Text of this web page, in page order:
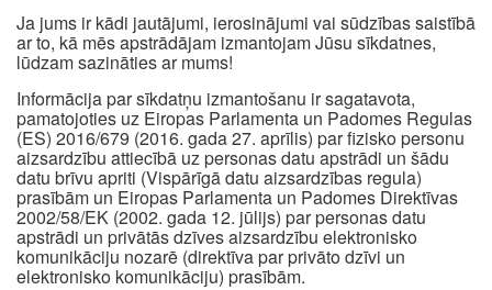
Ja jums ir kādi jautājumi, ierosinājumi vai sūdzības saistībā
ar to, kā mēs apstrādājam izmantojam Jūsu sīkdatnes,
lūdzam sazināties ar mums!
Informācija par sīkdatņu izmantošanu ir sagatavota,
pamatojoties uz Eiropas Parlamenta un Padomes Regulas
(ES) 2016/679 (2016. gada 27. aprīlis) par fizisko personu
aizsardzību attiecībā uz personas datu apstrādi un šādu
datu brīvu apriti (Vispārīgā datu aizsardzības regula)
prasībām un Eiropas Parlamenta un Padomes Direktīvas
2002/58/EK (2002. gada 12. jūlijs) par personas datu
apstrādi un privātās dzīves aizsardzību elektronisko
komunikāciju nozarē (direktīva par privāto dzīvi un
elektronisko komunikāciju) prasībām.